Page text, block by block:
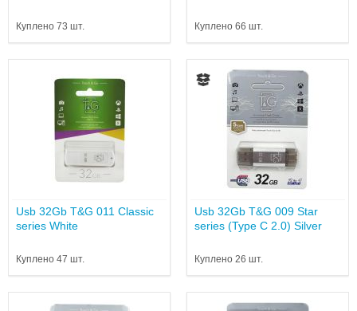
Куплено 73 шт. Куплено 66 шт.
Usb 32Gb T&G 011 Classic
series White
Куплено 47 шт.
Usb 32Gb T&G 009 Star
series (Type C 2.0) Silver
Куплено 26 шт.